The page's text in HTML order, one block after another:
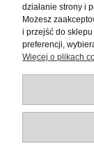
działanie strony i
Możesz
i przejść do
preferencji,
Więcej o plikach